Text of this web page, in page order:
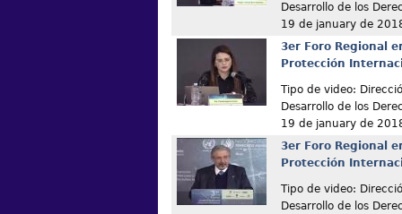
Desarrollo de los
19 de january de
3er Foro Regional
Protección
Tipo de video:
Desarrollo de los
19 de january de
3er Foro Regional
Protección
Tipo de video:
Desarrollo de los